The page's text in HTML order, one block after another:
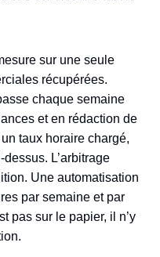
sur une seule
récupérées.
chaque semaine
et en rédaction de
taux horaire chargé,
L’arbitrage
Une automatisation
par semaine et par
pas sur le papier, il n’y